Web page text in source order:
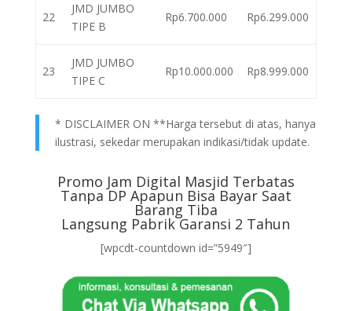
22
JMD JUMBO
TIPE B
Rp6.700.000 Rp6.299.000
23
JMD JUMBO
TIPE C
Rp10.000.000 Rp8.999.000
* DISCLAIMER ON **Harga tersebut di atas, hanya
ilustrasi, sekedar merupakan indikasi/tidak update.
Promo Jam Digital Masjid Terbatas
Tanpa DP Apapun Bisa Bayar Saat
Barang Tiba
Langsung Pabrik Garansi 2 Tahun
[wpcdt-countdown id=”5949″]